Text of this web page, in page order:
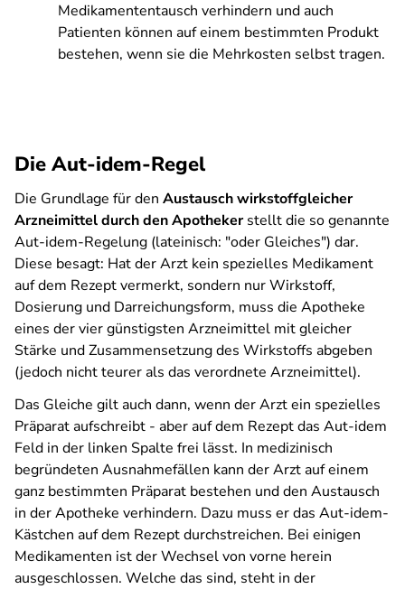
Medikamententausch verhindern und auch
Patienten können auf einem bestimmten Produkt
bestehen, wenn sie die Mehrkosten selbst tragen.
Die Aut-idem-Regel
Die Grundlage für den Austausch wirkstoffgleicher
Arzneimittel durch den Apothekerstellt die so genannte
Aut-idem-Regelung (lateinisch: "oder Gleiches") dar.
Diese besagt: Hat der Arzt kein spezielles Medikament
auf dem Rezept vermerkt, sondern nur Wirkstoff,
Dosierung und Darreichungsform, muss die Apotheke
eines der vier günstigsten Arzneimittel mit gleicher
Stärke und Zusammensetzung des Wirkstoffs abgeben
(jedoch nicht teurer als das verordnete Arzneimittel).
Das Gleiche gilt auch dann, wenn der Arzt ein spezielles
Präparat aufschreibt - aber auf dem Rezept das Aut-idem
Feld in der linken Spalte frei lässt. In medizinisch
begründeten Ausnahmefällen kann der Arzt auf einem
ganz bestimmten Präparat bestehen und den Austausch
in der Apotheke verhindern. Dazu muss er das Aut-idem-
Kästchen auf dem Rezept durchstreichen. Bei einigen
Medikamenten ist der Wechsel von vorne herein
ausgeschlossen. Welche das sind, steht in der